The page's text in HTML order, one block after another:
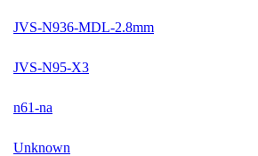
JVS-N936-MDL-2.8mm
JVS-N95-X3
n61-na
Unknown